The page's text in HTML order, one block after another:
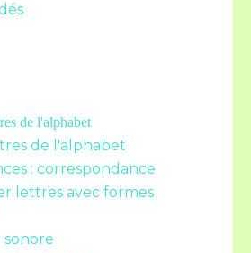
de l'alphabet
de l'alphabet
: correspondance
lettres avec formes
sonore